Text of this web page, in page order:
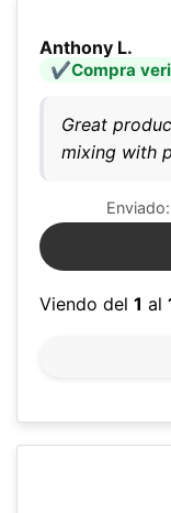
Anthony L.
Compra
Great
mixing with
Viendo del 1 al